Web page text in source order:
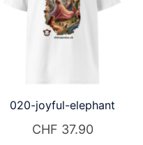
020-joyful-elephant
CHF 37.90